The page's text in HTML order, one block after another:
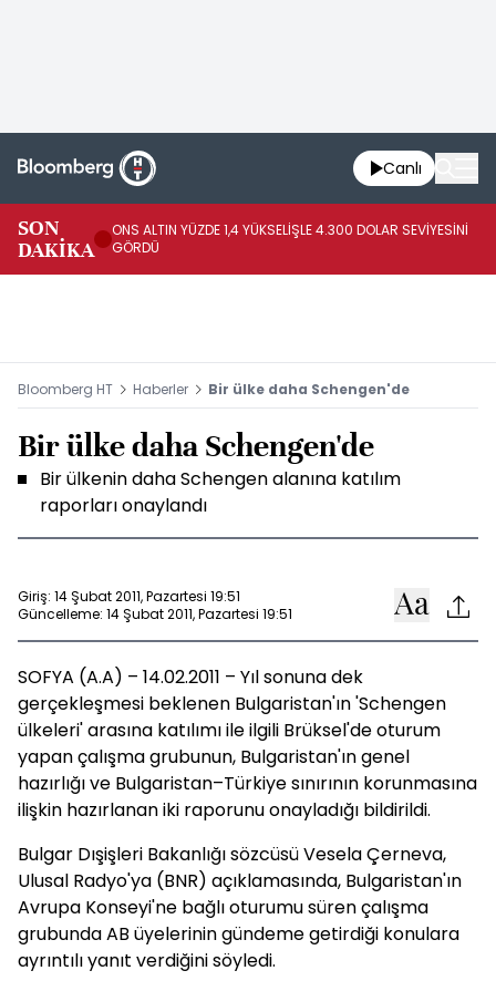
Canlı
SON
DAKİKA
ONS ALTIN YÜZDE 1,4 YÜKSELİŞLE 4.300 DOLAR SEVİYESİNİ
GÖRDÜ
Bloomberg HT Haberler Bir ülke daha Schengen'de
Bir ülke daha Schengen'de
Bir ülkenin daha Schengen alanına katılım
raporları onaylandı
Giriş: 14 Şubat 2011, Pazartesi 19:51
Güncelleme: 14 Şubat 2011, Pazartesi 19:51
SOFYA (A.A) – 14.02.2011 – Yıl sonuna dek
gerçekleşmesi beklenen Bulgaristan'ın 'Schengen
ülkeleri' arasına katılımı ile ilgili Brüksel'de oturum
yapan çalışma grubunun, Bulgaristan'ın genel
hazırlığı ve Bulgaristan–Türkiye sınırının korunmasına
ilişkin hazırlanan iki raporunu onayladığı bildirildi.
Bulgar Dışişleri Bakanlığı sözcüsü Vesela Çerneva,
Ulusal Radyo'ya (BNR) açıklamasında, Bulgaristan'ın
Avrupa Konseyi'ne bağlı oturumu süren çalışma
grubunda AB üyelerinin gündeme getirdiği konulara
ayrıntılı yanıt verdiğini söyledi.